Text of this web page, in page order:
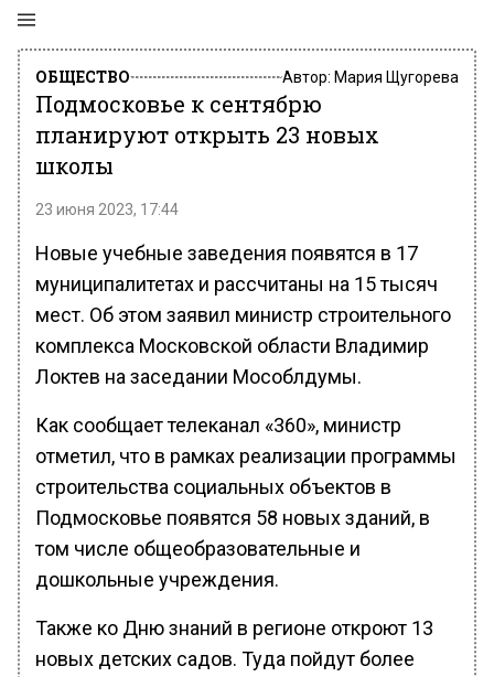
ОБЩЕСТВО Автор: Мария Щугорева
Подмосковье к сентябрю
планируют открыть 23 новых
школы
23 июня 2023, 17:44
Новые учебные заведения появятся в 17
муниципалитетах и рассчитаны на 15 тысяч
мест. Об этом заявил министр строительного
комплекса Московской области Владимир
Локтев на заседании Мособлдумы.
Как сообщает телеканал «360», министр
отметил, что в рамках реализации программы
строительства социальных объектов в
Подмосковье появятся 58 новых зданий, в
том числе общеобразовательные и
дошкольные учреждения.
Также ко Дню знаний в регионе откроют 13
новых детских садов. Туда пойдут более